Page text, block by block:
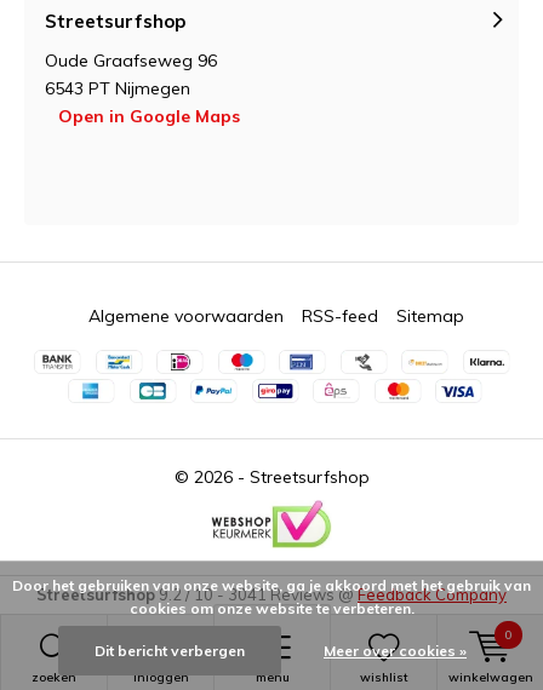
zoeken inloggen menu wishlist winkelwagen
0
Streetsurfshop
Oude Graafseweg 96
6543 PT Nijmegen
Open in Google Maps
© 2026 - Streetsurfshop
Algemene voorwaarden RSS-feed Sitemap
Streetsurfshop9.2/10-3041Reviews @Feedback Company
Door het gebruiken van onze website, ga je akkoord met het gebruik van
cookies om onze website te verbeteren.
Dit bericht verbergen Meer over cookies »